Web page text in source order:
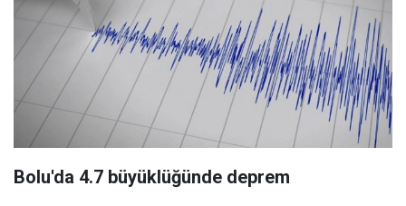
Bolu'da 4.7 büyüklüğünde deprem